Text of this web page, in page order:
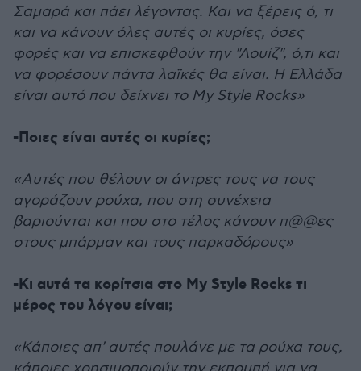
Σαμαρά και πάει λέγοντας. Και να ξέρεις ό, τι
και να κάνουν όλες αυτές οι κυρίες, όσες
φορές και να επισκεφθούν την "Λουίζ", ό,τι και
να φορέσουν πάντα λαϊκές θα είναι. Η Ελλάδα
είναι αυτό που δείχνει το My Style Rocks»
-Ποιες είναι αυτές οι κυρίες;
«Αυτές που θέλουν οι άντρες τους να τους
αγοράζουν ρούχα, που στη συνέχεια
βαριούνται και που στο τέλος κάνουν π@@ες
στους μπάρμαν και τους παρκαδόρους»
-Κι αυτά τα κορίτσια στο My Style Rocks τι
μέρος του λόγου είναι;
«Κάποιες απ' αυτές πουλάνε με τα ρούχα τους,